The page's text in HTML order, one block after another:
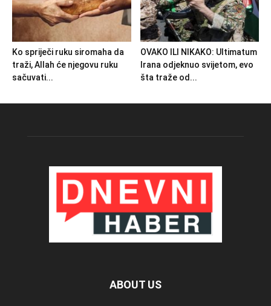
Ko spriječi ruku siromaha da
traži, Allah će njegovu ruku
sačuvati...
OVAKO ILI NIKAKO: Ultimatum
Irana odjeknuo svijetom, evo
šta traže od...
ABOUT US